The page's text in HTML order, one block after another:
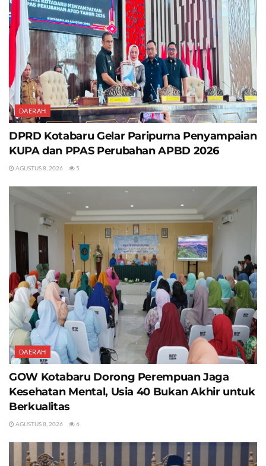
DAERAH
DPRD Kotabaru Gelar Paripurna Penyampaian
KUPA dan PPAS Perubahan APBD 2026
AGUSTUS 8, 2026 5
DAERAH
GOW Kotabaru Dorong Perempuan Jaga
Kesehatan Mental, Usia 40 Bukan Akhir untuk
Berkualitas
AGUSTUS 8, 2026 6